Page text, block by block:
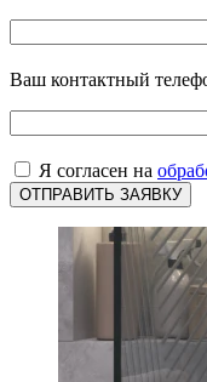
Ваш контактный
Я согласен на